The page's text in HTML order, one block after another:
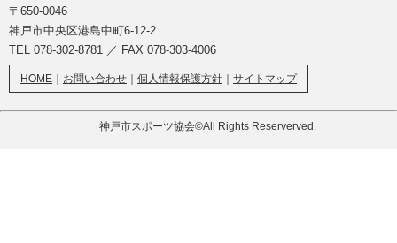
〒650-0046
神戸市中央区港島中町6-12-2
TEL 078-302-8781 ／ FAX 078-303-4006
HOME ｜ お問い合わせ ｜ 個人情報保護方針 ｜ サイトマップ
神戸市スポーツ協会©All Rights Reserverved.